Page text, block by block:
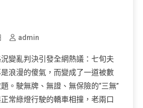
admin
變亂判決引發全網熱議：七旬夫
浪漫的傻氣，而變成了一道被數
。駛無牌、無證、無保險的“三無”
常綠燈行駛的轎車相撞，老兩口